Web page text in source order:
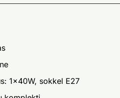
1x40W, sokkel E27